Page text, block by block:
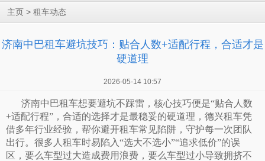
主页 > 租车动态
济南中巴租车避坑技巧：贴合人数+适配行程，合适才是
硬道理
2026-05-14 10:57
济南中巴租车想要避坑不踩雷，核心技巧便是“贴合人数
+适配行程”，合适的选择才是最稳妥的硬道理，德兴租车凭
借多年行业经验，帮你避开租车常见陷阱，守护每一次团队
出行。很多人租车时易陷入“选大不选小”“追求低价”的误
区，要么车型过大造成费用浪费，要么车型过小导致拥挤不